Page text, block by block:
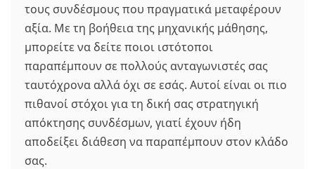
τους συνδέσμους που πραγματικά μεταφέρουν
αξία. Με τη βοήθεια της μηχανικής μάθησης,
μπορείτε να δείτε ποιοι ιστότοποι
παραπέμπουν σε πολλούς ανταγωνιστές σας
ταυτόχρονα αλλά όχι σε εσάς. Αυτοί είναι οι πιο
πιθανοί στόχοι για τη δική σας στρατηγική
απόκτησης συνδέσμων, γιατί έχουν ήδη
αποδείξει διάθεση να παραπέμπουν στον κλάδο
σας.